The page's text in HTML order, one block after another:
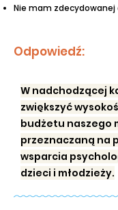
Nie mam zdecydowanej
Odpowiedź:
W nadchodzącej
zwiększyć
budżetu naszego
przeznaczaną na
wsparcia
dzieci i młodzieży.